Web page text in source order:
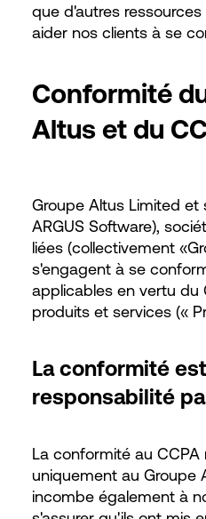
que d'autres
aider nos clients à se
Conformité
Altus et du
Groupe Altus Limited et
ARGUS Software),
liées (collectivement
s'engagent à se
applicables en vertu du
produits et services («
La conformité
responsabilité
La conformité au
uniquement au Groupe
incombe également à